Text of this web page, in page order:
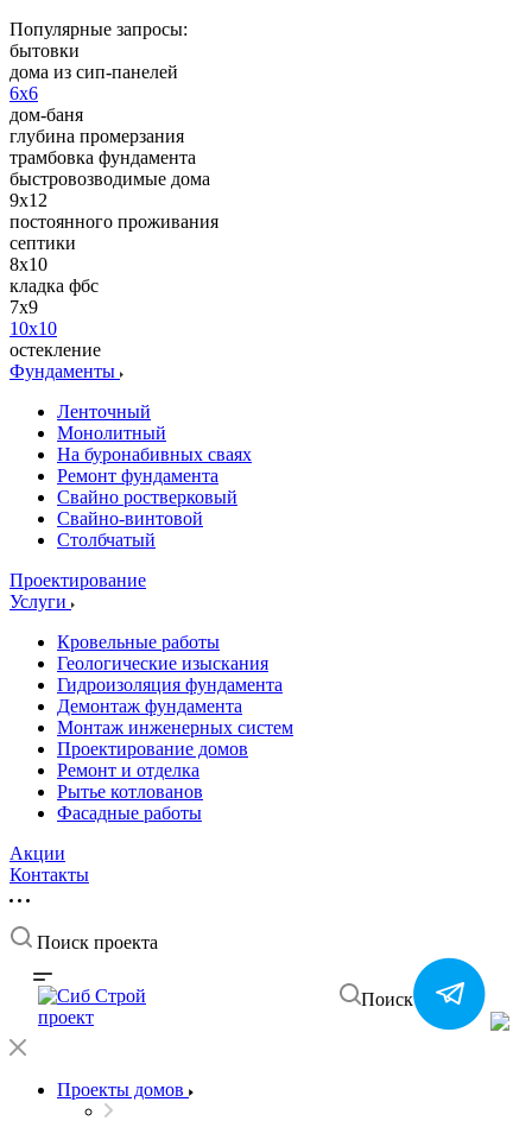
Популярные запросы:
бытовки
дома из сип-панелей
6x6
дом-баня
глубина промерзания
трамбовка фундамента
быстровозводимые дома
9х12
постоянного проживания
септики
8x10
кладка фбс
7x9
10x10
остекление
Фундаменты
Ленточный
Монолитный
На буронабивных сваях
Ремонт фундамента
Свайно ростверковый
Свайно-винтовой
Столбчатый
Проектирование
Услуги
Кровельные работы
Геологические изыскания
Гидроизоляция фундамента
Демонтаж фундамента
Монтаж инженерных систем
Проектирование домов
Ремонт и отделка
Рытье котлованов
Фасадные работы
Акции
Контакты
Поиск проекта
Поиск
Проекты домов